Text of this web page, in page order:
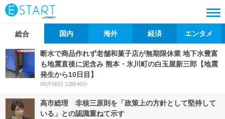
総合 国内 海外 経済 エンタメ
断水で商品作れず老舗和菓子店が無期限休業 地下水豊富
も地震直後に泥含み 熊本・氷川町の白玉屋新三郎【地震
発生から10日目】
08月06日 12時40分
高市総理 非核三原則を「政策上の方針として堅持して
いる」との認識重ねて示す